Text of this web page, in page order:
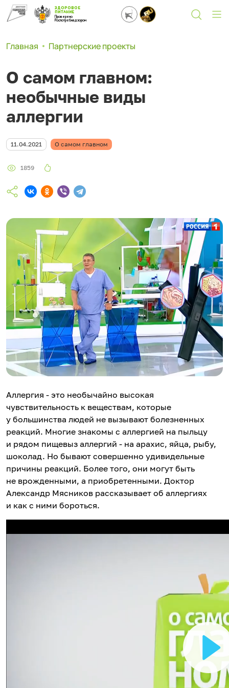
ЗДОРОВОЕ
ПИТАНИЕ
Проверено
Роспотребнадзором
Главная Партнерские проекты
О самом главном:
необычные виды
аллергии
11.04.2021 О самом главном
1859
Аллергия - это необычайно высокая
чувствительность к веществам, которые
у большинства людей не вызывают болезненных
реакций. Многие знакомы с аллергией на пыльцу
и рядом пищевыз аллергий - на арахис, яйца, рыбу,
шоколад. Но бывают совершенно удивидельные
причины реакций. Более того, они могут быть
не врожденными, а приобретенными. Доктор
Александр Мясников рассказывает об аллергиях
и как с ними бороться.
В
о